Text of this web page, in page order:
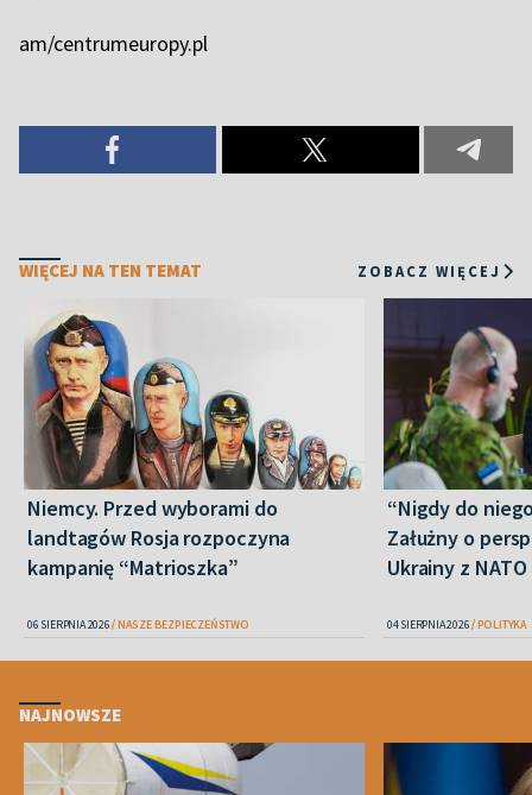
am/centrumeuropy.pl
WIĘCEJ NA TEN TEMAT ZOBACZ WIĘCEJ
Niemcy. Przed wyborami do
landtagów Rosja rozpoczyna
kampanię “Matrioszka”
06 SIERPNIA 2026 NASZE BEZPIECZEŃSTWO
“Nigdy do
Załużny o
Ukrainy z NATO
04 SIERPNIA 2026 POLITYKA
NAJNOWSZE